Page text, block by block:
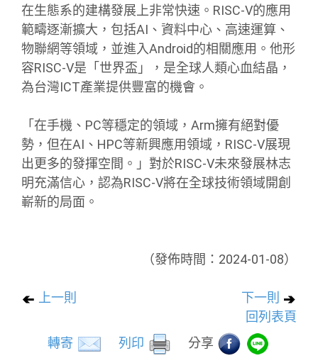
在生態系的建構發展上非常快速。RISC-V的應用
範疇逐漸擴大，包括AI、資料中心、高速運算、
物聯網等領域，並進入Android的相關應用。他形
容RISC-V是「世界盃」，是全球人類心血結晶，
為台灣ICT產業提供豐富的機會。
「在手機、PC等穩定的領域，Arm擁有絕對優
勢，但在AI、HPC等新興應用領域，RISC-V展現
出更多的發揮空間。」對於RISC-V未來發展林志
明充滿信心，認為RISC-V將在全球技術領域開創
嶄新的局面。
（發佈時間：2024-01-08）
上一則
下一則
回列表頁
轉寄
列印 分享